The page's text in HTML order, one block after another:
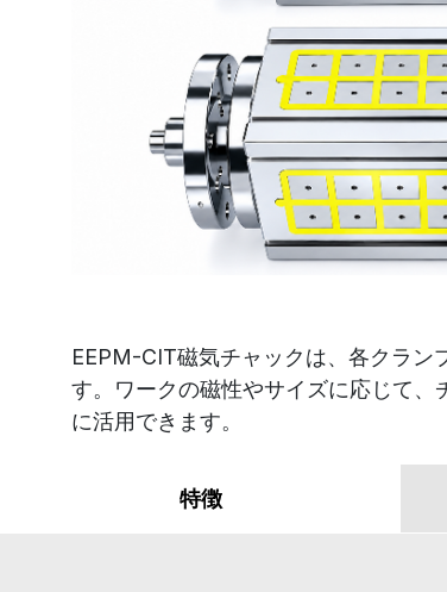
EEPM-CIT磁気チャックは、各クラン
す。ワークの磁性やサイズに応じて
に活用できます。
特徴